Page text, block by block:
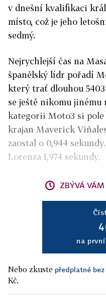
v dnešní kvalifikaci
místo, což je jeho
sedmý.
Nejrychlejší čas na
španělský lídr pořadí
který trať dlouhou 5403
se ještě nikomu jinému
kategorii Moto3 si
krajan Maverick
zaostal o 0,944
Lorenza 1,974 sekundy.
ZBÝVÁ VÁM
na
Nebo zkuste předplatné
Kč.